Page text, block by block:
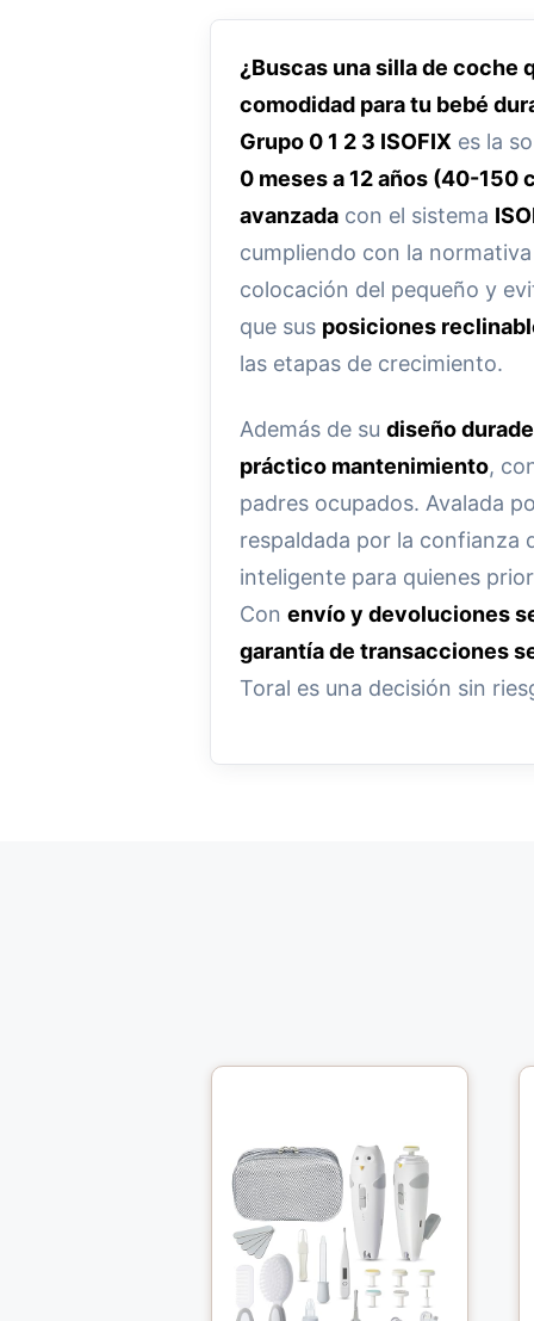
¿Buscas una silla de coche
comodidad para tu bebé
Grupo 0 1 2 3 ISOFIX es la
0 meses a 12 años (40-150
avanzada con el sistema
cumpliendo con la
colocación del pequeño y
que sus posiciones
las etapas de crecimiento.
Además de su diseño
práctico mantenimiento,
padres ocupados. Avalada
respaldada por la confianza
inteligente para quienes
Con envío y devoluciones
garantía de transacciones
Toral es una decisión sin